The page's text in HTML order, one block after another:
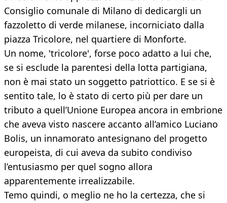
Consiglio comunale di Milano di dedicargli un
fazzoletto di verde milanese, incorniciato dalla
piazza Tricolore, nel quartiere di Monforte.
Un nome, 'tricolore', forse poco adatto a lui che,
se si esclude la parentesi della lotta partigiana,
non è mai stato un soggetto patriottico. E se si è
sentito tale, lo è stato di certo più per dare un
tributo a quell’Unione Europea ancora in embrione
che aveva visto nascere accanto all’amico Luciano
Bolis, un innamorato antesignano del progetto
europeista, di cui aveva da subito condiviso
l’entusiasmo per quel sogno allora
apparentemente irrealizzabile.
Temo quindi, o meglio ne ho la certezza, che si